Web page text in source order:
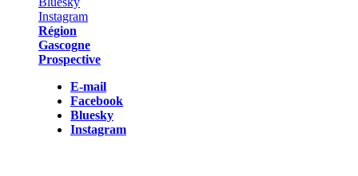
Région
Gascogne
Prospective
E-mail
Facebook
Bluesky
Instagram